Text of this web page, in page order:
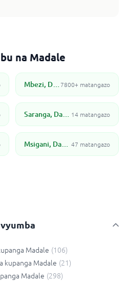
na Madale
Mbezi, Dar Es Salaam7800+ matangazo
Saranga, Dar Es Salaam 14 matangazo
Msigani, Dar Es Salaam 47 matangazo
Madale (106)
kupanga Madale (21)
Madale (298)